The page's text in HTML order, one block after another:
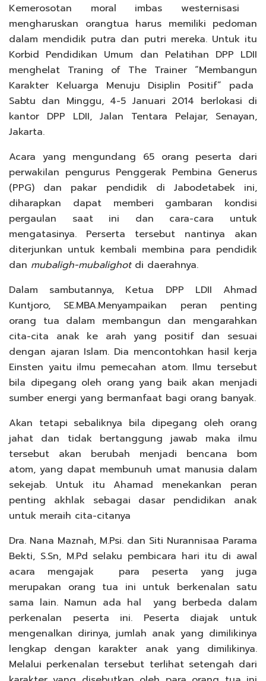
Kemerosotan moral imbas westernisasi
mengharuskan orangtua harus memiliki pedoman
dalam mendidik putra dan putri mereka. Untuk itu
Korbid Pendidikan Umum dan Pelatihan DPP LDII
menghelat Traning of The Trainer “Membangun
Karakter Keluarga Menuju Disiplin Positif” pada
Sabtu dan Minggu, 4-5 Januari 2014 berlokasi di
kantor DPP LDII, Jalan Tentara Pelajar, Senayan,
Jakarta.
Acara yang mengundang 65 orang peserta dari
perwakilan pengurus Penggerak Pembina Generus
(PPG) dan pakar pendidik di Jabodetabek ini,
diharapkan dapat memberi gambaran kondisi
pergaulan saat ini dan cara-cara untuk
mengatasinya. Perserta tersebut nantinya akan
diterjunkan untuk kembali membina para pendidik
dan mubaligh-mubalighotdi daerahnya.
Dalam sambutannya, Ketua DPP LDII Ahmad
Kuntjoro, SE.MBA.Menyampaikan peran penting
orang tua dalam membangun dan mengarahkan
cita-cita anak ke arah yang positif dan sesuai
dengan ajaran Islam. Dia mencontohkan hasil kerja
Einsten yaitu ilmu pemecahan atom. Ilmu tersebut
bila dipegang oleh orang yang baik akan menjadi
sumber energi yang bermanfaat bagi orang banyak.
Akan tetapi sebaliknya bila dipegang oleh orang
jahat dan tidak bertanggung jawab maka ilmu
tersebut akan berubah menjadi bencana bom
atom, yang dapat membunuh umat manusia dalam
sekejab. Untuk itu Ahamad menekankan peran
penting akhlak sebagai dasar pendidikan anak
untuk meraih cita-citanya
Dra. Nana Maznah, M.Psi. dan Siti Nurannisaa Parama
Bekti, S.Sn, M.Pd selaku pembicara hari itu di awal
acara mengajak para peserta yang juga
merupakan orang tua ini untuk berkenalan satu
sama lain. Namun ada hal yang berbeda dalam
perkenalan peserta ini. Peserta diajak untuk
mengenalkan dirinya, jumlah anak yang dimilikinya
lengkap dengan karakter anak yang dimilikinya.
Melalui perkenalan tersebut terlihat setengah dari